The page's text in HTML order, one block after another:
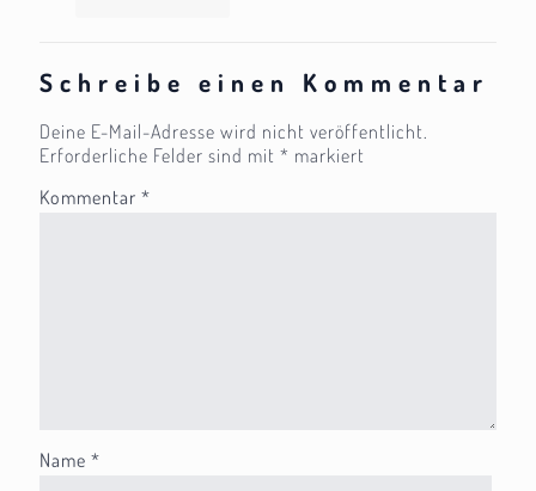
Schreibe einen Kommentar
Deine E-Mail-Adresse wird nicht veröffentlicht.
Erforderliche Felder sind mit * markiert
Kommentar *
Name *